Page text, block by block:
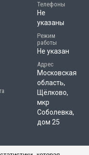
Телефоны
Не
указаны
Режим
работы
Не указан
Адрес
Московская
область,
Щёлково,
мкр
Соболевка,
дом 25